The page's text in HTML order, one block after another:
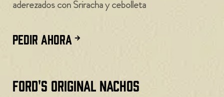
aderezados con Sriracha y cebolleta
PEDIR AHORA
Ford's Original Nachos